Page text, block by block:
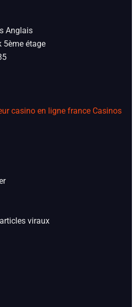
Anglais
5ème étage
casino en ligne france Casinos
viraux